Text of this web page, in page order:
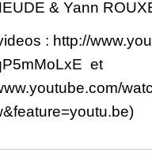
& Yann
: http://
et